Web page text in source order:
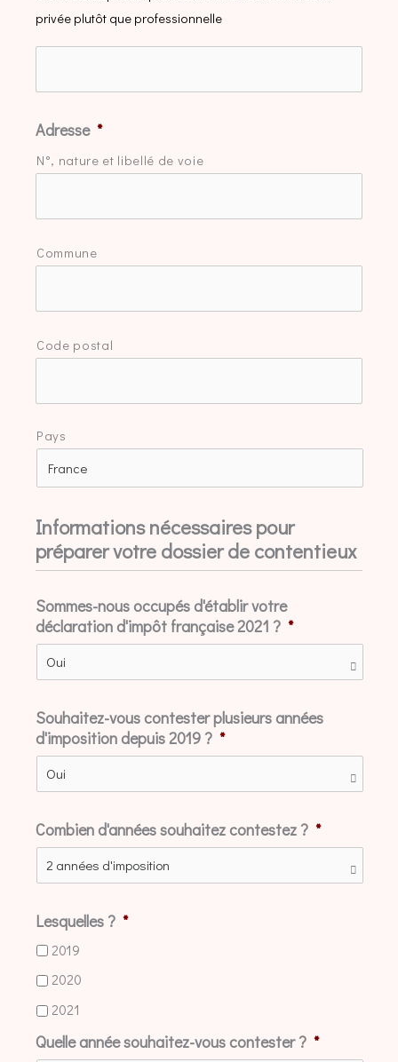
privée plutôt que professionnelle
Adresse *
N°, nature et libellé de voie
Commune
Code postal
Pays
Informations nécessaires pour
préparer votre dossier de contentieux
Sommes-nous occupés d'établir votre
déclaration d'impôt française 2021 ? *
Souhaitez-vous contester plusieurs années
d'imposition depuis 2019 ? *
Combien d'années souhaitez contestez ? *
Lesquelles ? *
2019
2020
2021
Quelle année souhaitez-vous contester ? *